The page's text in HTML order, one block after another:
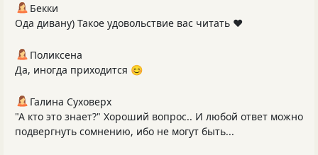
Бекки
Ода дивану) Такое удовольствие вас читать ❤️
Поликсена
Да, иногда приходится 😊
Галина Суховерх
"А кто это знает?" Хороший вопрос.. И любой ответ можно
подвергнуть сомнению, ибо не могут быть...